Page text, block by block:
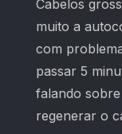
Cabelos
muito a
com
passar 5
falando
regenerar o